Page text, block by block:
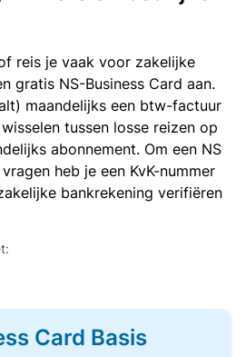
reis je vaak voor zakelijke
gratis NS-Business Card aan.
maandelijks een btw-factuur
tussen losse reizen op
abonnement. Om een NS
heb je een KvK-nummer
bankrekening verifiëren
Card Basis